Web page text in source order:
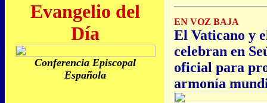
EN VOZ BAJA
El Vaticano y
celebran en
oficial para
armonía
Evangelio del
Día
Conferencia Episcopal
Española